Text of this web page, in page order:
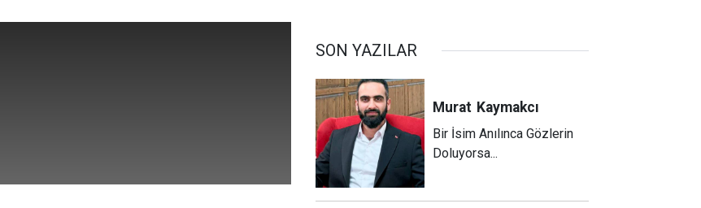
SON YAZILAR
Murat Kaymakcı
Bir İsim Anılınca Gözlerin
Doluyorsa...